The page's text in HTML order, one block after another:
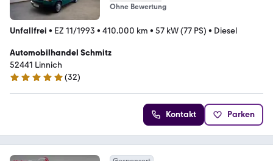
Ohne Bewertung
Unfallfrei • EZ 11/1993 • 410.000 km • 57 kW (77 PS) • Diesel
Automobilhandel Schmitz
52441 Linnich
5 Sterne
(32)
Kontakt Parken